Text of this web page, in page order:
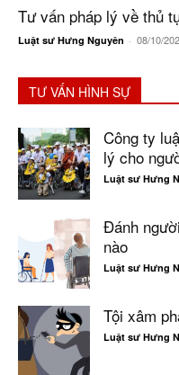
Tư vấn pháp lý về thủ
Luật sư Hưng Nguyên - 08/10/
TƯ VẤN HÌNH SỰ
Công ty
lý cho
Luật sư Hưng
Đánh
nào
Luật sư Hưng
Tội xâm
Luật sư Hưng